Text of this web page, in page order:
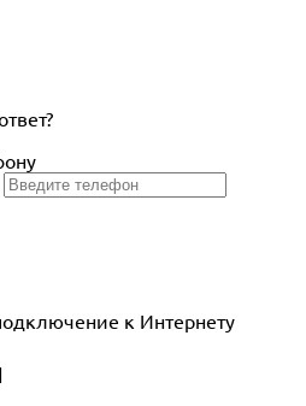
к Интернету